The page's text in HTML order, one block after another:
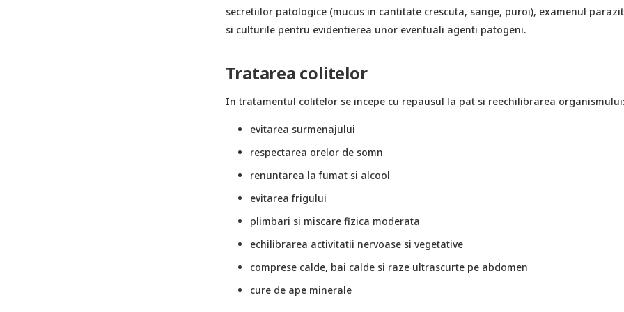
secretiilor patologice (mucus in cantitate crescuta, sange, puroi), examenul
si culturile pentru evidentierea unor eventuali agenti patogeni.
Tratarea colitelor
In tratamentul colitelor se incepe cu repausul la pat si reechilibrarea organismului:
evitarea surmenajului
respectarea orelor de somn
renuntarea la fumat si alcool
evitarea frigului
plimbari si miscare fizica moderata
echilibrarea activitatii nervoase si vegetative
comprese calde, bai calde si raze ultrascurte pe abdomen
cure de ape minerale